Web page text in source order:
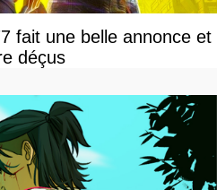
fait une belle annonce et
déçus